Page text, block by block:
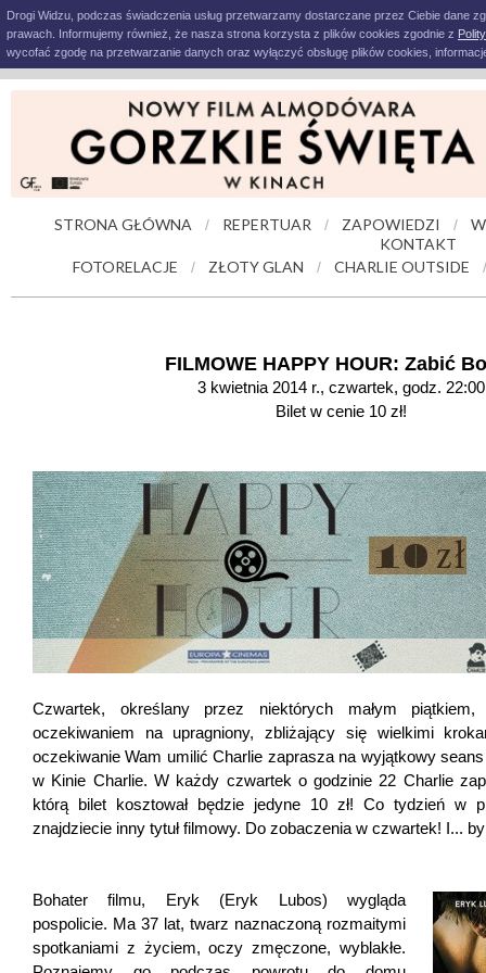
Drogi Widzu, podczas świadczenia usług przetwarzamy dostarczane przez Ciebie dane
prawach. Informujemy również, że nasza strona korzysta z plików cookies zgodnie z
wycofać zgodę na przetwarzanie danych oraz wyłączyć obsługę plików cookies,
STRONA GŁÓWNA / REPERTUAR / ZAPOWIEDZI /
KONTAKT
FOTORELACJE
/ ZŁOTY GLAN / CHARLIE OUTSIDE /
FILMOWE HAPPY HOUR: Zabić
3 kwietnia 2014 r., czwartek, godz. 22:00
Bilet w cenie 10 zł!
Czwartek, określany przez niektórych małym piątkiem,
oczekiwaniem na upragniony, zbliżający się wielkimi
oczekiwanie Wam umilić Charlie zaprasza na wyjątkowy
w Kinie Charlie. W każdy czwartek o godzinie 22 Charlie
którą bilet kosztował będzie jedyne 10 zł! Co tydzień w
znajdziecie inny tytuł filmowy. Do zobaczenia w czwartek! I...
Bohater filmu, Eryk (Eryk Lubos) wygląda
pospolicie. Ma 37 lat, twarz naznaczoną rozmaitymi
spotkaniami z życiem, oczy zmęczone, wyblakłe.